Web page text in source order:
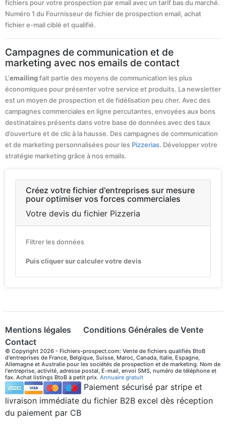
fichiers pour votre prospection par email avec un tarif bas du marché.
Numéro 1 du Fournisseur de fichier de prospection email, achat
fichier e-mail ciblé et qualifié.
Campagnes de communication et de
marketing avec nos emails de contact
L’emailingfait partie des moyens de communication les plus
économiques pour présenter votre service et produits. La newsletter
est un moyen de prospection et de fidélisation peu cher. Avec des
campagnes commerciales en ligne percutantes, envoyées aux bons
destinataires présents dans votre base de données avec des taux
d’ouverture et de clic à la hausse. Des campagnes de communication
et de marketing personnalisées pour les Pizzerias. Développer votre
stratégie marketing grâce à nos emails.
Créez votre fichier d'entreprises sur mesure
pour optimiser vos forces commerciales
Votre devis du fichier Pizzeria
Filtrer les données
Puis cliquer sur calculer votre devis
Mentions légales
Conditions Générales de Vente
Contact
© Copyright 2026 - Fichiers-prospect.com: Vente de fichiers qualifiés BtoB
d'entreprises de France, Belgique, Suisse, Maroc, Canada, Italie, Espagne,
Allemagne et Australie pour les sociétés de prospection et de marketing. Nom de
l'entreprise, activité, adresse postal, E-mail, envoi SMS, numéro de téléphone et
fax. Achat listings BtoB à petit prix. Annuaire gratuit
Paiement sécurisé par stripe et
livraison immédiate du fichier B2B excel dès réception
du paiement par CB